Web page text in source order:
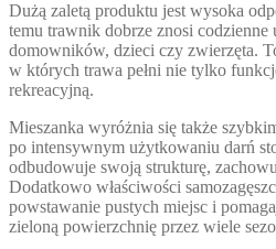
Dużą zaletą produktu jest wysoka
temu trawnik dobrze znosi codzienne
domowników, dzieci czy zwierzęta.
w których trawa pełni nie tylko
rekreacyjną.
Mieszanka wyróżnia się także
po intensywnym użytkowaniu darń
odbudowuje swoją strukturę,
Dodatkowo właściwości
powstawanie pustych miejsc i
zieloną powierzchnię przez wiele